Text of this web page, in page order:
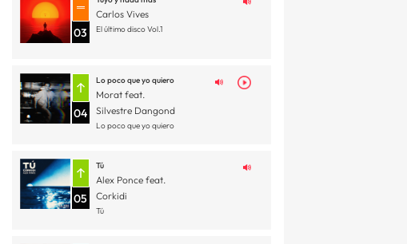
03
Carlos Vives
El último disco Vol.1
04
Lo poco que yo quiero
Morat feat.
Silvestre Dangond
Lo poco que yo quiero
05
Tú
Alex Ponce feat.
Corkidi
Tú